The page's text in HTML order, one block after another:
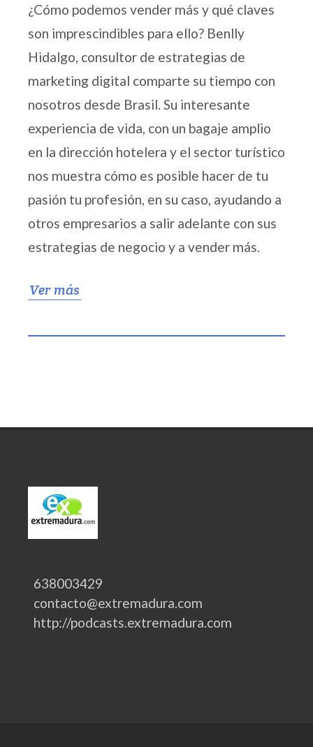
¿Cómo podemos vender más y qué claves
son imprescindibles para ello? Benlly
Hidalgo, consultor de estrategias de
marketing digital comparte su tiempo con
nosotros desde Brasil. Su interesante
experiencia de vida, con un bagaje amplio
en la dirección hotelera y el sector turístico
nos muestra cómo es posible hacer de tu
pasión tu profesión, en su caso, ayudando a
otros empresarios a salir adelante con sus
estrategias de negocio y a vender más.
Ver más
638003429
contacto@extremadura.com
http://podcasts.extremadura.com